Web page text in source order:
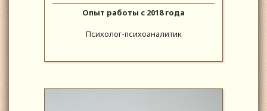
Опыт работы с 2018 года
Психолог-психоаналитик